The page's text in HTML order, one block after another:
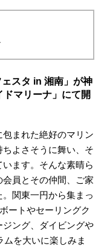
スタ in 湘南」が神
マリーナ」にて開
まれた絶好のマリン
よさそうに舞い、そ
ます。そんな素晴ら
員とその仲間、ご家
関東一円から集まっ
ートやセーリングク
ング、ダイビングや
を大いに楽しみま